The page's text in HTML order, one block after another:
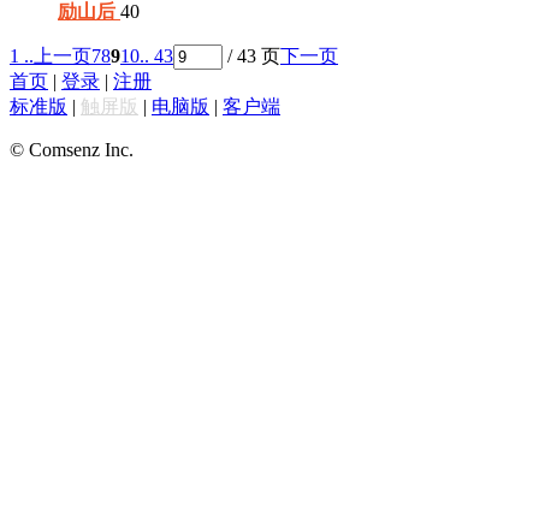
励山后 40
1 .. 上一页78910.. 43 / 43 页下一页
首页 | 登录 | 注册
标准版 | 触屏版 | 电脑版 | 客户端
© Comsenz Inc.